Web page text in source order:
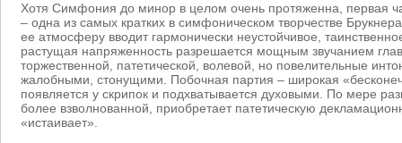
Хотя Симфония до минор в целом очень протяженна, первая
– одна из самых кратких в симфоническом творчестве
ее атмосферу вводит гармонически неустойчивое,
растущая напряженность разрешается мощным звучанием
торжественной, патетической, волевой, но повелительные
жалобными, стонущими. Побочная партия – широкая
появляется у скрипок и подхватывается духовыми. По мере
более взволнованной, приобретает патетическую
«истаивает».